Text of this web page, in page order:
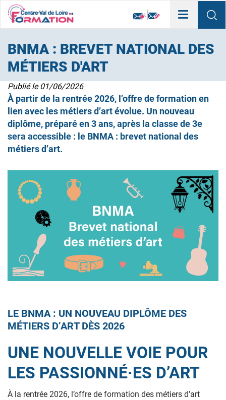
Toggle
BNMA : BREVET NATIONAL DES
MÉTIERS D'ART
Publié le01/06/2026
À partir de la rentrée 2026, l’offre de formation en
lien avec les métiers d’art évolue. Un nouveau
diplôme, préparé en 3 ans, après la classe de 3e
sera accessible : le BNMA : brevet national des
métiers d’art.
LE BNMA : UN NOUVEAU DIPLÔME DES
MÉTIERS D’ART DÈS 2026
UNE NOUVELLE VOIE POUR
LES PASSIONNÉ·ES D’ART
À la rentrée 2026, l’offre de formation des métiers d’art